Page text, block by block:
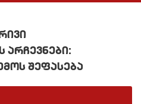
შეფასება